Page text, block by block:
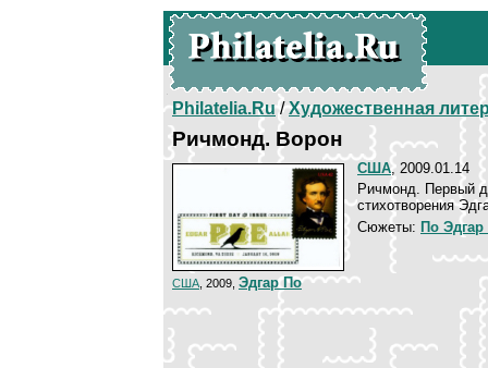
Philatelia.Ru/Художественная
Ричмонд. Ворон
США, 2009.01.14
Ричмонд. Первый
стихотворения
Сюжеты: По
США , 2009, Эдгар По